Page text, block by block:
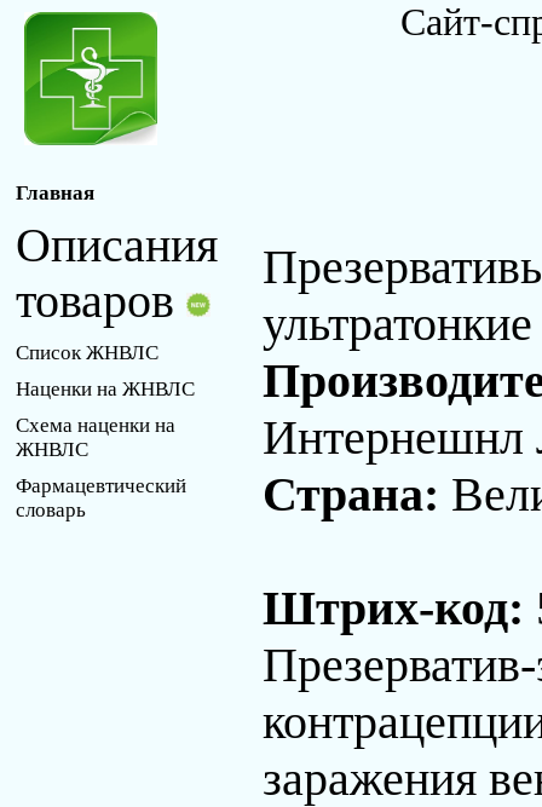
Сайт-
Главная
Описания
товаров
Список ЖНВЛС
Наценки на ЖНВЛС
Схема наценки на
ЖНВЛС
Фармацевтический
словарь
Интернешнл
Страна:
Штрих-код:
заражения